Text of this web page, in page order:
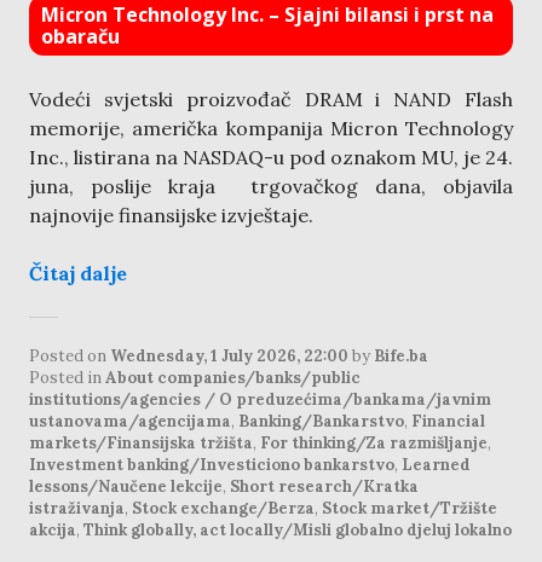
Micron Technology Inc. – Sjajni bilansi i prst na
obaraču
Vodeći svjetski proizvođač DRAM i NAND Flash
memorije, američka kompanija Micron Technology
Inc., listirana na NASDAQ-u pod oznakom MU, je 24.
juna, poslije kraja trgovačkog dana, objavila
najnovije finansijske izvještaje.
Čitaj dalje
Posted on Wednesday, 1 July 2026, 22:00 by Bife.ba
Posted inAbout companies/banks/public
institutions/agencies / O preduzećima/bankama/javnim
ustanovama/agencijama, Banking/Bankarstvo, Financial
markets/Finansijska tržišta, For thinking/Za razmišljanje,
Investment banking/Investiciono bankarstvo, Learned
lessons/Naučene lekcije, Short research/Kratka
istraživanja, Stock exchange/Berza, Stock market/Tržište
akcija, Think globally, act locally/Misli globalno djeluj lokalno